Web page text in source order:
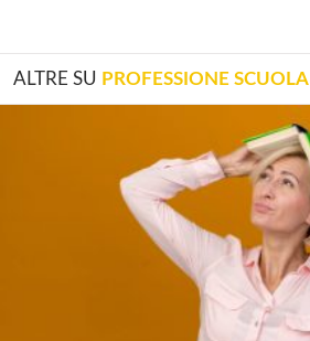
ALTRE SU PROFESSIONE SCUOLA